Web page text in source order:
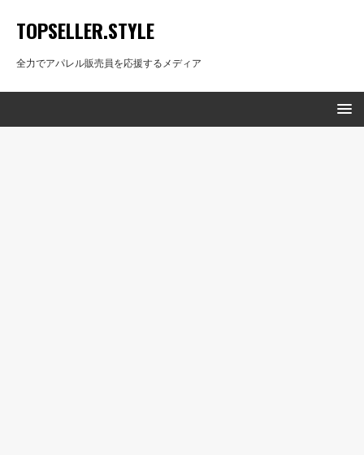
TOPSELLER.STYLE
全力でアパレル販売員を応援するメディア